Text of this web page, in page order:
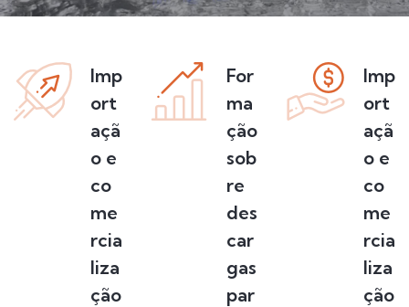
Imp
ort
açã
o e
co
me
rcia
liza
ção
For
ma
ção
sob
re
des
car
gas
par
Imp
ort
açã
o e
co
me
rcia
liza
ção